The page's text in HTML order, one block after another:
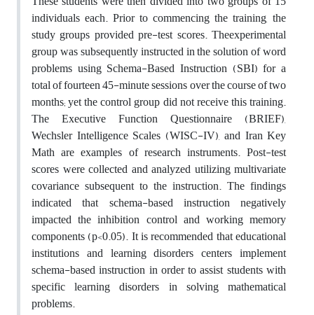
individuals each. Prior to commencing the training, the
study groups provided pre-test scores. Theexperimental
group was subsequently instructed in the solution of word
problems using Schema-Based Instruction (SBI) for a
total of fourteen 45-minute sessions over the course of two
months; yet the control group did not receive this training.
The Executive Function Questionnaire (BRIEF),
Wechsler Intelligence Scales (WISC-IV), and Iran Key
Math are examples of research instruments. Post-test
scores were collected and analyzed utilizing multivariate
covariance subsequent to the instruction. The findings
indicated that schema-based instruction negatively
impacted the inhibition control and working memory
components (p<0.05). It is recommended that educational
institutions and learning disorders centers implement
schema-based instruction in order to assist students with
specific learning disorders in solving mathematical
problems.